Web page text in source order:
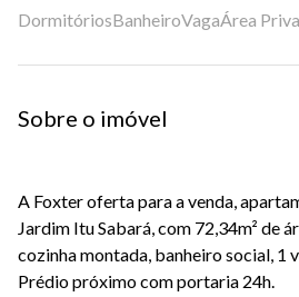
DormitóriosBanheiroVagaÁrea
Sobre o imóvel
A Foxter oferta para a venda,
Jardim Itu Sabará, com 72,34m² de
cozinha montada, banheiro social, 1
Prédio próximo com portaria 24h.